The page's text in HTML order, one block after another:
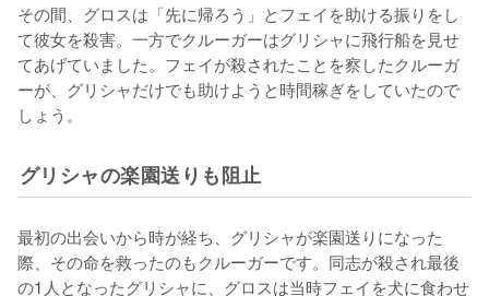
その間、グロスは「先に帰ろう」とフェイを助ける振りをし
て彼女を殺害。一方でクルーガーはグリシャに飛行船を見せ
てあげていました。フェイが殺されたことを察したクルーガ
ーが、グリシャだけでも助けようと時間稼ぎをしていたので
しょう。
グリシャの楽園送りも阻止
最初の出会いから時が経ち、グリシャが楽園送りになった
際、その命を救ったのもクルーガーです。同志が殺され最後
の1人となったグリシャに、グロスは当時フェイを犬に食わせ